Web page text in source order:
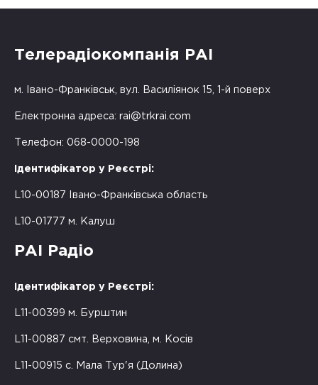
Телерадіокомпанія РАІ
м. Івано-Франківськ, вул. Василіянок 15, 1-й поверх
Електронна адреса: rai@trkrai.com
Телефон: 068-0000-198
Ідентифікатор у Реєстрі:
L10-00187 Івано-Франківська область
L10-01777 м. Калуш
РАІ Радіо
Ідентифікатор у Реєстрі:
L11-00399 м. Бурштин
L11-00887 смт. Верховина, м. Косів
L11-00915 с. Мала Тур'я (Долина)